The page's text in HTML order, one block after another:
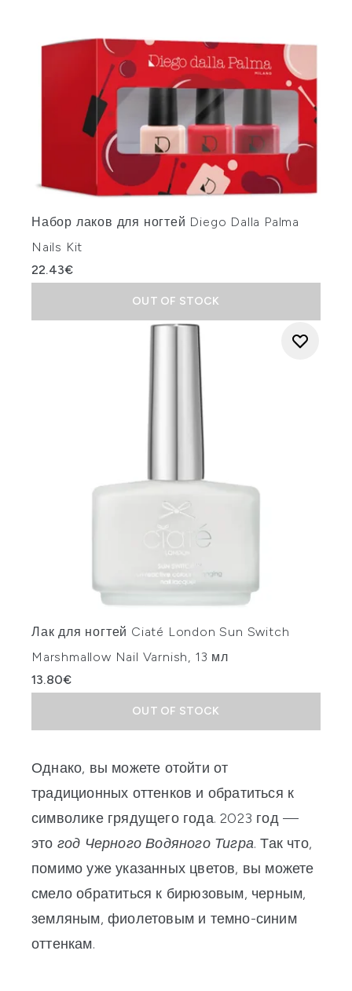
Набор лаков для ногтей Diego Dalla Palma
Nails Kit
22.43€
OUT OF STOCK
Лак для ногтей Ciaté London Sun Switch
Marshmallow Nail Varnish, 13 мл
13.80€
OUT OF STOCK
Однако, вы можете отойти от
традиционных оттенков и обратиться к
символике грядущего года. 2023 год —
это год Черного Водяного Тигра. Так что,
помимо уже указанных цветов, вы можете
смело обратиться к бирюзовым, черным,
земляным, фиолетовым и темно-синим
оттенкам.